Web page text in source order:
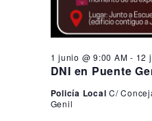
DNI en Puente
1 junio @ 9:00 AM - 12
Policía Local C/
Genil